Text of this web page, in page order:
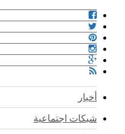
أخبار
شبكات اجتماعية